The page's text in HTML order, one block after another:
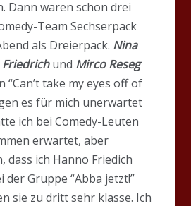
Dann waren schon drei
Team Sechserpack
als Dreierpack. Nina
und Mirco Reseg
“Can’t take my eyes off of
es für mich unerwartet
ich bei Comedy-Leuten
erwartet, aber
dass ich Hanno Friedich
der Gruppe “Abba jetzt!”
sie zu dritt sehr klasse. Ich